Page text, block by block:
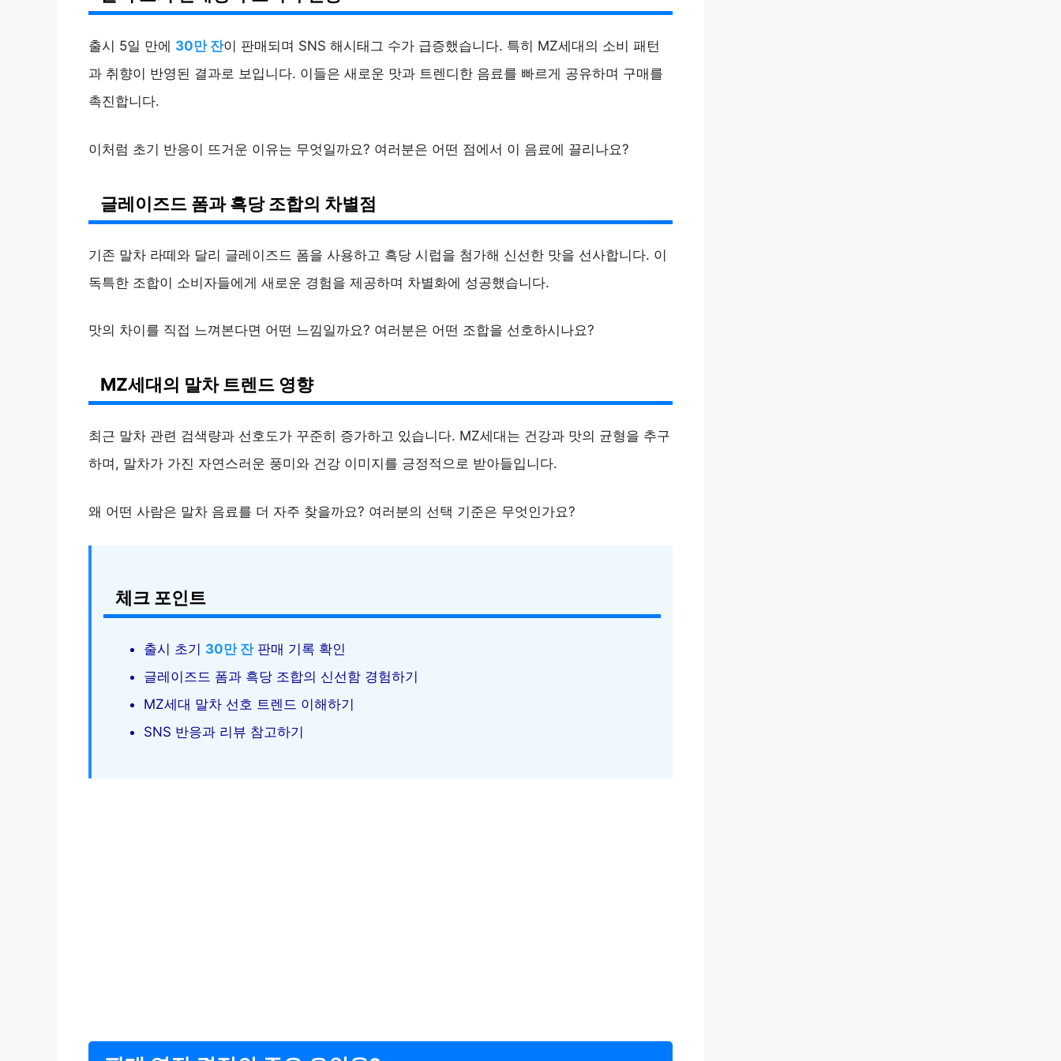
출시 5일 만에 30만 잔이 판매되며 SNS 해시태그 수가 급증했습니다. 특히 MZ세대의 소비 패턴
과 취향이 반영된 결과로 보입니다. 이들은 새로운 맛과 트렌디한 음료를 빠르게 공유하며 구매를
촉진합니다.
이처럼 초기 반응이 뜨거운 이유는 무엇일까요? 여러분은 어떤 점에서 이 음료에 끌리나요?
글레이즈드 폼과 흑당 조합의 차별점
기존 말차 라떼와 달리 글레이즈드 폼을 사용하고 흑당 시럽을 첨가해 신선한 맛을 선사합니다. 이
독특한 조합이 소비자들에게 새로운 경험을 제공하며 차별화에 성공했습니다.
맛의 차이를 직접 느껴본다면 어떤 느낌일까요? 여러분은 어떤 조합을 선호하시나요?
MZ세대의 말차 트렌드 영향
최근 말차 관련 검색량과 선호도가 꾸준히 증가하고 있습니다. MZ세대는 건강과 맛의 균형을 추구
하며, 말차가 가진 자연스러운 풍미와 건강 이미지를 긍정적으로 받아들입니다.
왜 어떤 사람은 말차 음료를 더 자주 찾을까요? 여러분의 선택 기준은 무엇인가요?
체크 포인트
출시 초기 30만 잔판매 기록 확인
글레이즈드 폼과 흑당 조합의 신선함 경험하기
MZ세대 말차 선호 트렌드 이해하기
SNS 반응과 리뷰 참고하기